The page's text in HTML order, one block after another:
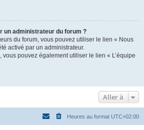
un administrateur du forum ?
du forum, vous pouvez utiliser le lien « Nous
activé par un administrateur.
vous pouvez également utiliser le lien « L’équipe
Aller à
Heures au format UTC+02:00